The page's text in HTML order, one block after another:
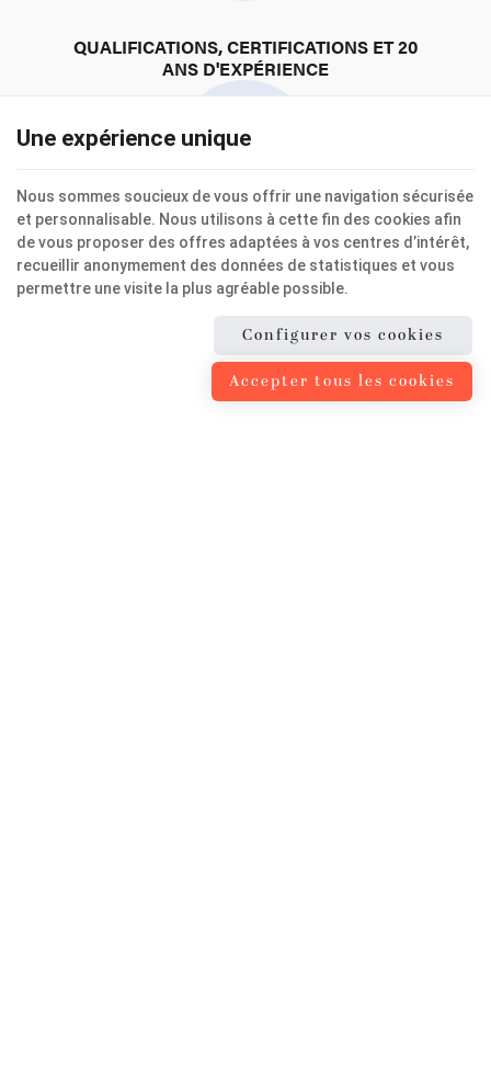
QUALIFICATIONS, CERTIFICATIONS ET 20
ANS D'EXPÉRIENCE
PRISE EN CHARGE PERSONNALISÉE
Une expérience unique
Nous sommes soucieux de vous offrir une navigation sécurisée
et personnalisable. Nous utilisons à cette fin des cookies afin
de vous proposer des offres adaptées à vos centres d’intérêt,
recueillir anonymement des données de statistiques et vous
permettre une visite la plus agréable possible.
Configurer vos cookies
Accepter tous les cookies